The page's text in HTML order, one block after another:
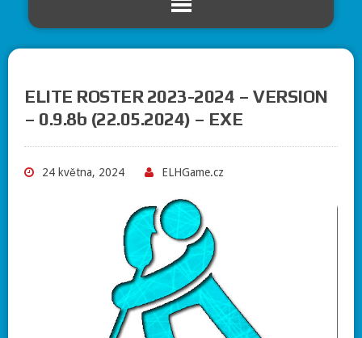
ELITE ROSTER 2023-2024 – VERSION
– 0.9.8b (22.05.2024) – EXE
24 května, 2024 ELHGame.cz